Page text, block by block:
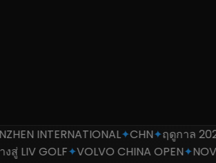
INTERNATIONAL✦CHN✦ฤดูกาล 2023
LIV GOLF✦VOLVO CHINA OPEN✦NOV